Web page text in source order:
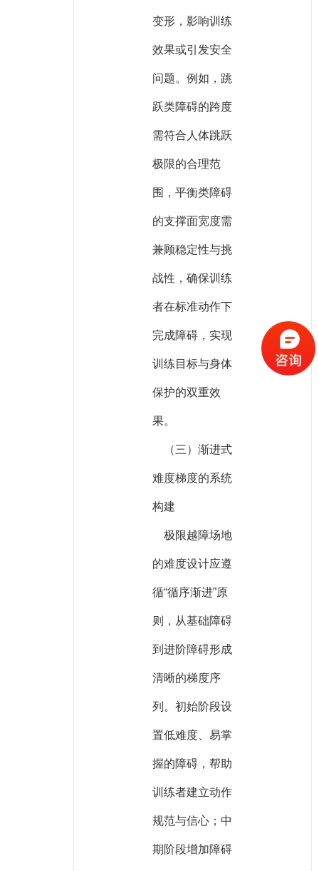
变形，影响训练
效果或引发安全
问题。例如，跳
跃类障碍的跨度
需符合人体跳跃
极限的合理范
围，平衡类障碍
的支撑面宽度需
兼顾稳定性与挑
战性，确保训练
者在标准动作下
完成障碍，实现
训练目标与身体
保护的双重效
果。
（三）渐进式
难度梯度的系统
构建
极限越障场地
的难度设计应遵
循“循序渐进”原
则，从基础障碍
到进阶障碍形成
清晰的梯度序
列。初始阶段设
置低难度、易掌
握的障碍，帮助
训练者建立动作
规范与信心；中
期阶段增加障碍